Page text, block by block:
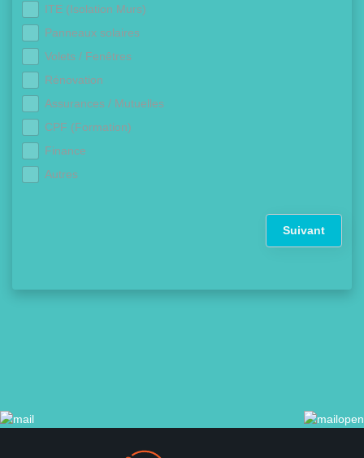
ITE (Isolation Murs)
Panneaux solaires
Volets / Fenêtres
Rénovation
Assurances / Mutuelles
CPF (Formation)
Finance
Autres
Suivant